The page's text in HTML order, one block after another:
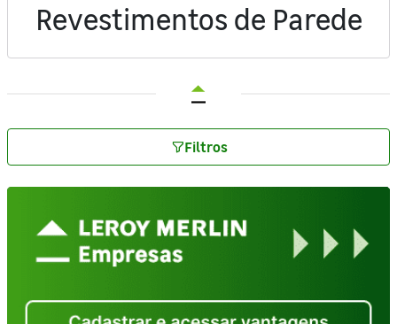
Revestimentos de Parede
Filtros